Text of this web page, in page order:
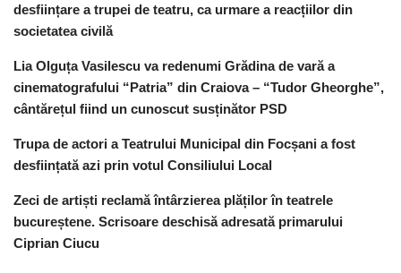
desființare a trupei de teatru, ca urmare a reacțiilor din
societatea civilă
Lia Olguța Vasilescu va redenumi Grădina de vară a
cinematografului “Patria” din Craiova – “Tudor Gheorghe”,
cântărețul fiind un cunoscut susținător PSD
Trupa de actori a Teatrului Municipal din Focșani a fost
desființată azi prin votul Consiliului Local
Zeci de artiști reclamă întârzierea plăților în teatrele
bucureștene. Scrisoare deschisă adresată primarului
Ciprian Ciucu